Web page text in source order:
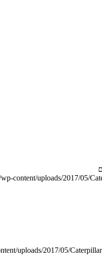
content/uploads/2017/05/
uploads/2017/05/